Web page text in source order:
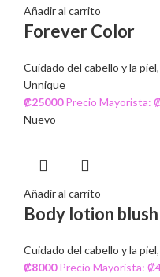
Añadir al carrito
Forever Color
Cuidado del cabello y la piel,
Unnique
₡25000 Precio Mayorista:
Nuevo
Añadir al carrito
Body lotion
Cuidado del cabello y la piel,
₡8000 Precio Mayorista: